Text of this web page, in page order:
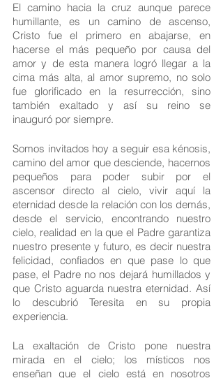
El camino hacia la cruz aunque parece
humillante, es un camino de ascenso,
Cristo fue el primero en abajarse, en
hacerse el más pequeño por causa del
amor y de esta manera logró llegar a la
cima más alta, al amor supremo, no solo
fue glorificado en la resurrección, sino
también exaltado y así su reino se
inauguró por siempre.
Somos invitados hoy a seguir esa kénosis,
camino del amor que desciende, hacernos
pequeños para poder subir por el
ascensor directo al cielo, vivir aquí la
eternidad desde la relación con los demás,
desde el servicio, encontrando nuestro
cielo, realidad en la que el Padre garantiza
nuestro presente y futuro, es decir nuestra
felicidad, confiados en que pase lo que
pase, el Padre no nos dejará humillados y
que Cristo aguarda nuestra eternidad. Así
lo descubrió Teresita en su propia
experiencia.
La exaltación de Cristo pone nuestra
mirada en el cielo; los místicos nos
enseñan que el cielo está en nosotros